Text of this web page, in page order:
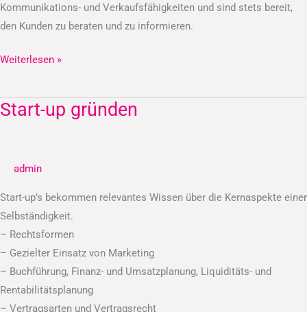
Kommunikations- und Verkaufsfähigkeiten und sind stets bereit,
den Kunden zu beraten und zu informieren.
Weiterlesen »
Start-up gründen
admin
Start-up’s bekommen relevantes Wissen über die Kernaspekte einer
Selbständigkeit.
– Rechtsformen
– Gezielter Einsatz von Marketing
– Buchführung, Finanz- und Umsatzplanung, Liquiditäts- und
Rentabilitätsplanung
– Vertragsarten und Vertragsrecht
Start-